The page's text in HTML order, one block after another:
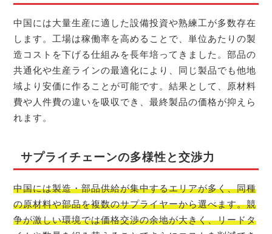
中国には大量生産に適した設備投資や熟練工が多数存在
します。工場は稼働率を高めることで、単位あたりの製
造コストを下げる仕組みを長年培ってきました。部品の
共通化や生産ラインの最適化により、同じ製品でも他地
域より安価に作ることが可能です。結果として、原材料
費や人件費の違いを吸収でき、最終製品の価格が抑えら
れます。
サプライチェーンの多様性と交渉力
中国には製造・部品供給が集中するエリアが多く、同種
の原材料や部品を複数のサプライヤーから選べます。競
争が激しい環境では価格交渉の余地が大きく、リードタ